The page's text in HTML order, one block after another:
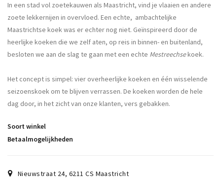
Uitjes & activiteiten
Toeristische routes
Natuurgebieden
Baroniepoorten
Andere City Apps
Inloggen
In een stad vol zoetekauwen als Maastricht, vind je vlaaien en andere
zoete lekkernijen in overvloed. Een echte, ambachtelijke
Maastrichtse koek was er echter nog niet. Geïnspireerd door de
heerlijke koeken die we zelf aten, op reis in binnen- en buitenland,
besloten we aan de slag te gaan met een echte Mestreechsekoek.
Het concept is simpel: vier overheerlijke koeken en één wisselende
seizoenskoek om te blijven verrassen. De koeken worden de hele
dag door, in het zicht van onze klanten, vers gebakken.
Soort winkel
Betaalmogelijkheden
Nieuwstraat 24, 6211 CS Maastricht